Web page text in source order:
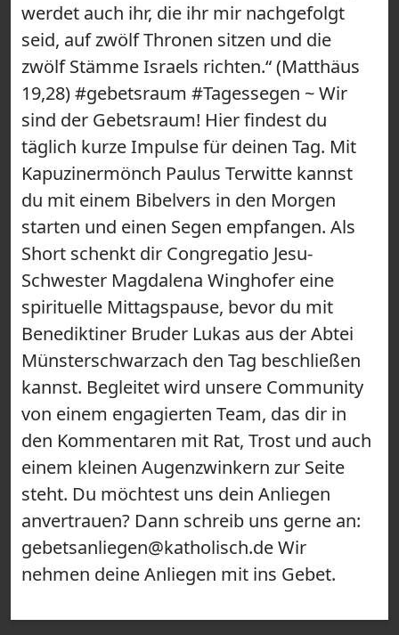
werdet auch ihr, die ihr mir nachgefolgt
seid, auf zwölf Thronen sitzen und die
zwölf Stämme Israels richten.“ (Matthäus
19,28) #gebetsraum #Tagessegen ~ Wir
sind der Gebetsraum! Hier findest du
täglich kurze Impulse für deinen Tag. Mit
Kapuzinermönch Paulus Terwitte kannst
du mit einem Bibelvers in den Morgen
starten und einen Segen empfangen. Als
Short schenkt dir Congregatio Jesu-
Schwester Magdalena Winghofer eine
spirituelle Mittagspause, bevor du mit
Benediktiner Bruder Lukas aus der Abtei
Münsterschwarzach den Tag beschließen
kannst. Begleitet wird unsere Community
von einem engagierten Team, das dir in
den Kommentaren mit Rat, Trost und auch
einem kleinen Augenzwinkern zur Seite
steht. Du möchtest uns dein Anliegen
anvertrauen? Dann schreib uns gerne an:
gebetsanliegen@katholisch.de Wir
nehmen deine Anliegen mit ins Gebet.